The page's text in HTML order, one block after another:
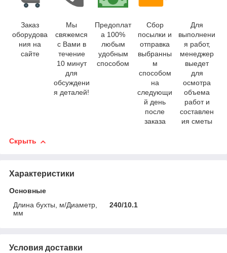
Заказ
оборудова
ния на
сайте
Мы
свяжемся
с Вами в
течение
10 минут
для
обсуждени
я деталей!
Предоплат
а 100%
любым
удобным
способом
Сбор
посылки и
отправка
выбранны
м
способом
на
следующи
й день
после
заказа
Для
выполнени
я работ,
менеджер
выедет
для
осмотра
объема
работ и
составлен
ия сметы
Скрыть
Характеристики
Основные
Длина бухты, м/Диаметр,
мм
240/10.1
Условия доставки